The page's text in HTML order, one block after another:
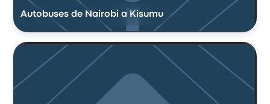
Autobuses de Nairobi a Kisumu